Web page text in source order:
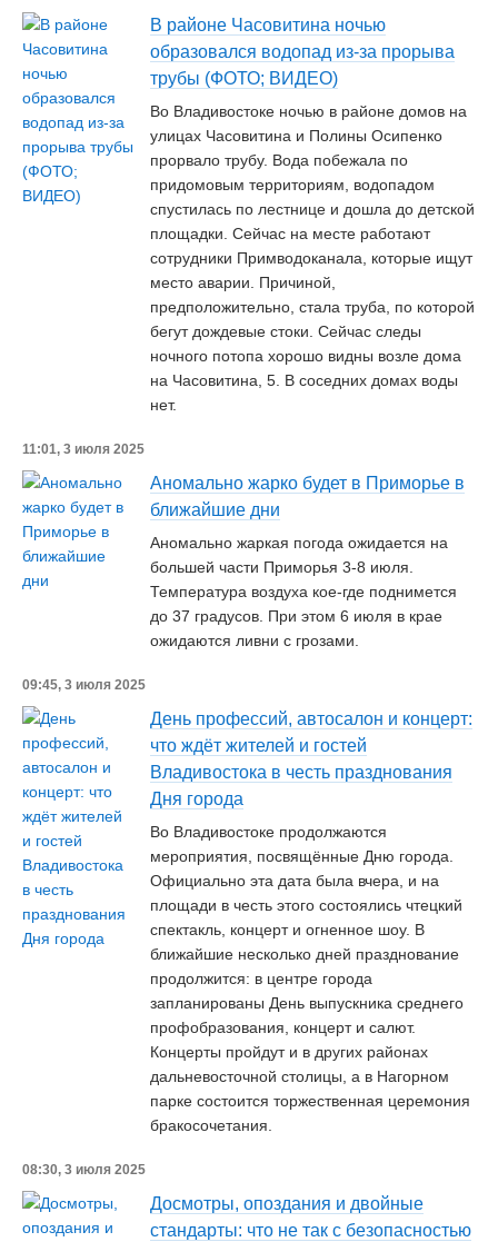
В районе Часовитина ночью
образовался водопад из-за прорыва
трубы (ФОТО; ВИДЕО)
Во Владивостоке ночью в районе домов на
улицах Часовитина и Полины Осипенко
прорвало трубу. Вода побежала по
придомовым территориям, водопадом
спустилась по лестнице и дошла до детской
площадки. Сейчас на месте работают
сотрудники Примводоканала, которые ищут
место аварии. Причиной,
предположительно, стала труба, по которой
бегут дождевые стоки. Сейчас следы
ночного потопа хорошо видны возле дома
на Часовитина, 5. В соседних домах воды
нет.
11:01, 3 июля 2025
Аномально жарко будет в Приморье в
ближайшие дни
Аномально жаркая погода ожидается на
большей части Приморья 3-8 июля.
Температура воздуха кое-где поднимется
до 37 градусов. При этом 6 июля в крае
ожидаются ливни с грозами.
09:45, 3 июля 2025
День профессий, автосалон и концерт:
что ждёт жителей и гостей
Владивостока в честь празднования
Дня города
Во Владивостоке продолжаются
мероприятия, посвящённые Дню города.
Официально эта дата была вчера, и на
площади в честь этого состоялись чтецкий
спектакль, концерт и огненное шоу. В
ближайшие несколько дней празднование
продолжится: в центре города
запланированы День выпускника среднего
профобразования, концерт и салют.
Концерты пройдут и в других районах
дальневосточной столицы, а в Нагорном
парке состоится торжественная церемония
бракосочетания.
08:30, 3 июля 2025
Досмотры, опоздания и двойные
стандарты: что не так с безопасностью